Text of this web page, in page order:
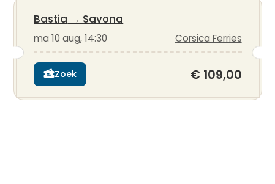
Bastia → Savona
ma 10 aug, 14:30 Corsica Ferries
Zoek € 109,00